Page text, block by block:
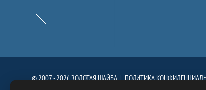
Назад
© 2007 - 2026 ЗОЛОТАЯ ШАЙБА |ПОЛИТИКА